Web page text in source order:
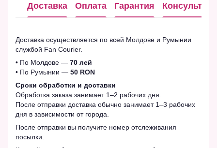
Доставка Оплата Гарантия
Доставка осуществляется по всей Молдове и Румынии
службой Fan Courier.
• По Молдове — 70 лей
• По Румынии — 50 RON
Сроки обработки и доставки
Обработка заказа занимает 1–2 рабочих дня.
После отправки доставка обычно занимает 1–3 рабочих
дня в зависимости от города.
После отправки вы получите номер отслеживания
посылки.